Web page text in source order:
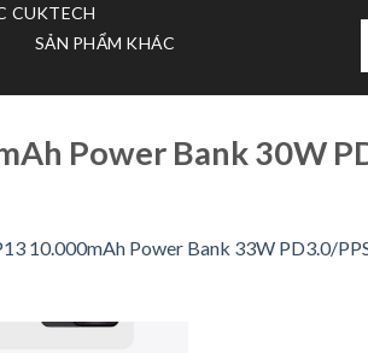
CUKTECH
SẢN PHẨM KHÁC
Power Bank 30W
10.000mAh Power Bank 33W PD3.0/